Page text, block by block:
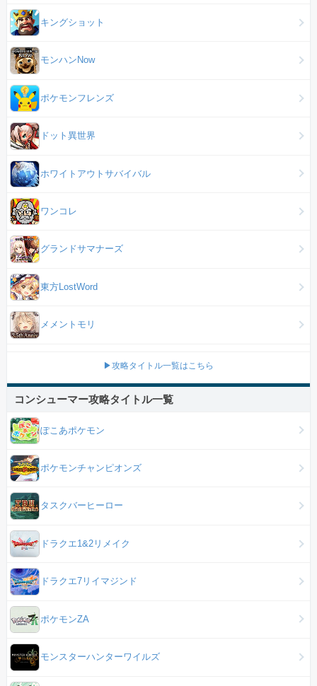
キングショット
モンハンNow
ポケモンフレンズ
ドット異世界
ホワイトアウトサバイバル
ワンコレ
グランドサマナーズ
東方LostWord
メメントモリ
▶攻略タイトル一覧はこちら
コンシューマー攻略タイトル一覧
ぽこあポケモン
ポケモンチャンピオンズ
タスクバーヒーロー
ドラクエ1&2リメイク
ドラクエ7リイマジンド
ポケモンZA
モンスターハンターワイルズ